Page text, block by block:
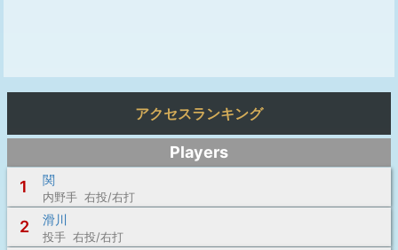
アクセスランキング
Players
1
関
内野手 右投/右打
2 滑川
投手 右投/右打